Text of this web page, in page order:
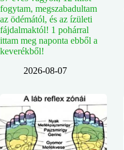
fogytam, megszabadultam
az ödémától, és az ízületi
fájdalmaktól! 1 pohárral
ittam meg naponta ebből a
keverékből!
2026-08-07